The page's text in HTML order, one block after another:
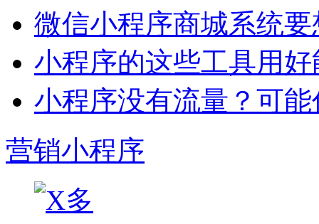
微信小程序商城系统
小程序的这些工具用
小程序没有流量？可
营销小程序